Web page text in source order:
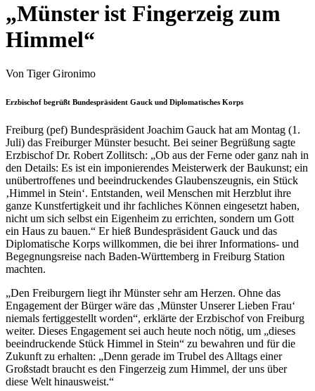
„Münster ist Fingerzeig zum
Himmel“
Von Tiger Gironimo
Erzbischof begrüßt Bundespräsident Gauck und Diplomatisches Korps
Freiburg (pef) Bundespräsident Joachim Gauck hat am Montag (1.
Juli) das Freiburger Münster besucht. Bei seiner Begrüßung sagte
Erzbischof Dr. Robert Zollitsch: „Ob aus der Ferne oder ganz nah in
den Details: Es ist ein imponierendes Meisterwerk der Baukunst; ein
unübertroffenes und beeindruckendes Glaubenszeugnis, ein Stück
‚Himmel in Stein‘. Entstanden, weil Menschen mit Herzblut ihre
ganze Kunstfertigkeit und ihr fachliches Können eingesetzt haben,
nicht um sich selbst ein Eigenheim zu errichten, sondern um Gott
ein Haus zu bauen.“ Er hieß Bundespräsident Gauck und das
Diplomatische Korps willkommen, die bei ihrer Informations- und
Begegnungsreise nach Baden-Württemberg in Freiburg Station
machten.
„Den Freiburgern liegt ihr Münster sehr am Herzen. Ohne das
Engagement der Bürger wäre das ‚Münster Unserer Lieben Frau‘
niemals fertiggestellt worden“, erklärte der Erzbischof von Freiburg
weiter. Dieses Engagement sei auch heute noch nötig, um „dieses
beeindruckende Stück Himmel in Stein“ zu bewahren und für die
Zukunft zu erhalten: „Denn gerade im Trubel des Alltags einer
Großstadt braucht es den Fingerzeig zum Himmel, der uns über
diese Welt hinausweist.“